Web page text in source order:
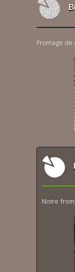
Fromage
Notre